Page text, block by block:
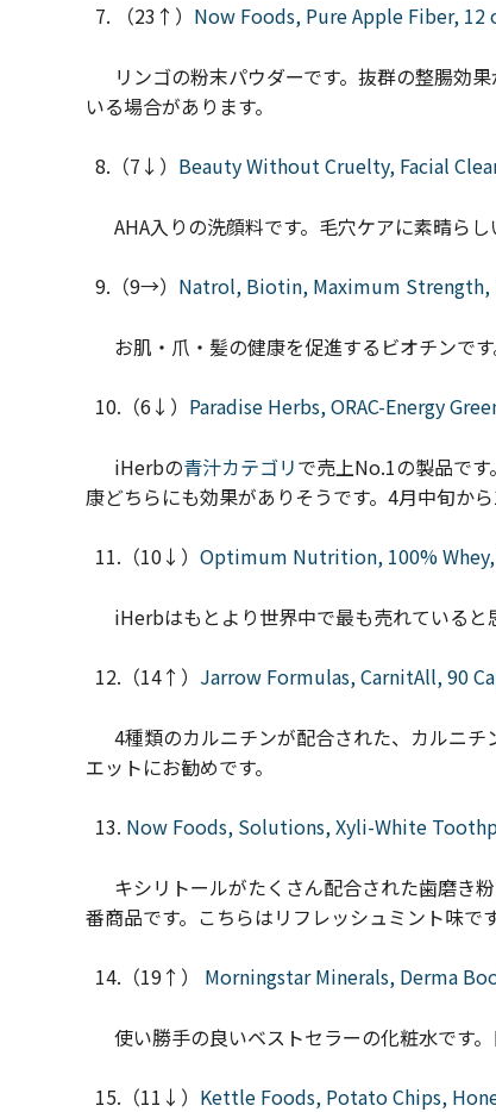
7. （23↑） Now Foods, Pure Apple Fiber, 12
リンゴの粉末パウダーです。抜群の整腸効
いる場合があります。
8.（7↓） Beauty Without Cruelty, Facial
AHA入りの洗顔料です。毛穴ケアに素晴らし
9.（9→） Natrol, Biotin, Maximum Strength,
お肌・爪・髪の健康を促進するビオチンです
10.（6↓） Paradise Herbs, ORAC-Energy
iHerbの青汁カテゴリで売上No.1の製品で
康どちらにも効果がありそうです。4月中旬か
11.（10↓） Optimum Nutrition, 100%
iHerbはもとより世界中で最も売れていると
12.（14↑） Jarrow Formulas, CarnitAll, 90
4種類のカルニチンが配合された、カルニチ
エットにお勧めです。
13. Now Foods, Solutions, Xyli-White
キシリトールがたくさん配合された歯磨き粉
番商品です。こちらはリフレッシュミント味です
14.（19↑） Morningstar Minerals, Derma
使い勝手の良いベストセラーの化粧水です。
15.（11↓） Kettle Foods, Potato Chips,